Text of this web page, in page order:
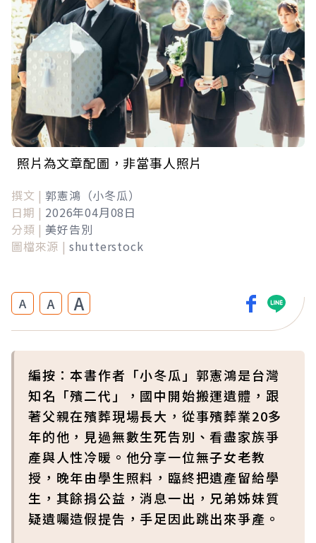
照片為文章配圖，非當事人照片
撰文 | 郭憲鴻（小冬瓜）
日期 | 2026年04月08日
分類 | 美好告別
圖檔來源 | shutterstock
A A A
編按：本書作者「小冬瓜」郭憲鴻是台灣
知名「殯二代」，國中開始搬運遺體，跟
著父親在殯葬現場長大，從事殯葬業20多
年的他，見過無數生死告別、看盡家族爭
產與人性冷暖。他分享一位無子女老教
授，晚年由學生照料，臨終把遺產留給學
生，其餘捐公益，消息一出，兄弟姊妹質
疑遺囑造假提告，手足因此跳出來爭產。